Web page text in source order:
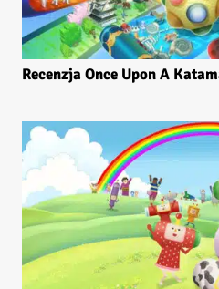
Recenzja Once Upon A